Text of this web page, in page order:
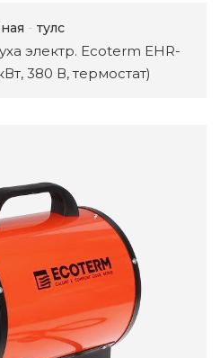
тулс
электр. Ecoterm EHR-
380 В, термостат)